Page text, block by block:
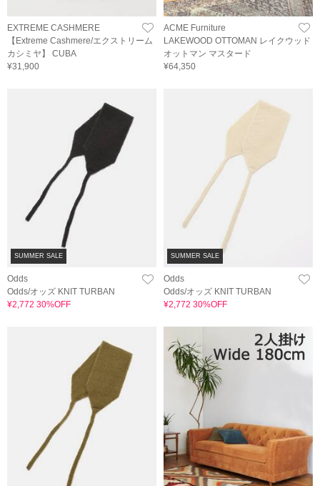
EXTREME CASHMERE
【Extreme Cashmere/エクストリーム
カシミヤ】 CUBA
¥31,900
ACME Furniture
LAKEWOOD OTTOMAN レイクウッド
オットマン マスタード
¥64,350
SUMMER SALE
Odds
Odds/オッズ KNIT TURBAN
¥2,772 30%OFF
SUMMER SALE
Odds
Odds/オッズ KNIT TURBAN
¥2,772 30%OFF